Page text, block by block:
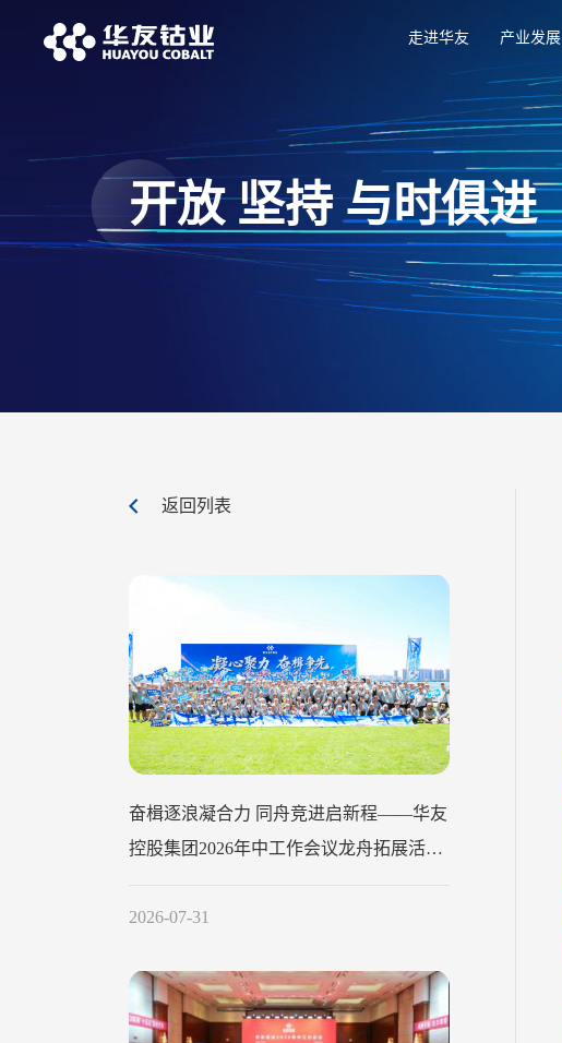
走进华友 产业发展
开放 坚持 与时俱进
返回列表
奋楫逐浪凝合力 同舟竞进启新程——华友
控股集团2026年中工作会议龙舟拓展活动
2026-07-31